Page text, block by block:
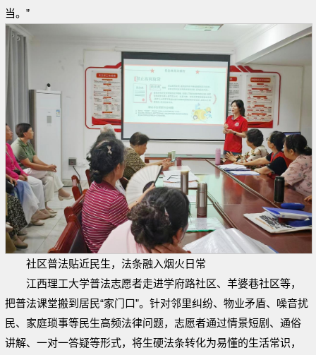
当。”
社区普法贴近民生，法条融入烟火日常
江西理工大学普法志愿者走进学府路社区、羊婆巷社区等，
把普法课堂搬到居民“家门口”。针对邻里纠纷、物业矛盾、噪音扰
民、家庭琐事等民生高频法律问题，志愿者通过情景短剧、通俗
讲解、一对一答疑等形式，将生硬法条转化为易懂的生活常识，